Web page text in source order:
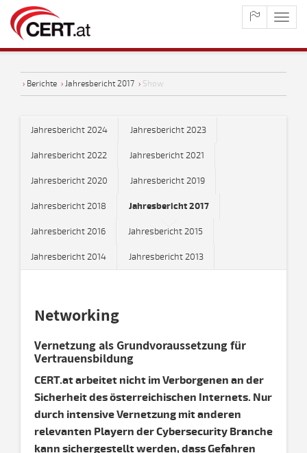
› Berichte › Jahresbericht 2017 › Show
Jahresbericht 2024 Jahresbericht 2023
Jahresbericht 2022 Jahresbericht 2021
Jahresbericht 2020 Jahresbericht 2019
Jahresbericht 2018 Jahresbericht 2017
Jahresbericht 2016 Jahresbericht 2015
Jahresbericht 2014 Jahresbericht 2013
Networking
Vernetzung als Grundvoraussetzung für
Vertrauensbildung
CERT.at arbeitet nicht im Verborgenen an der
Sicherheit des österreichischen Internets. Nur
durch intensive Vernetzung mit anderen
relevanten Playern der Cybersecurity Branche
kann sichergestellt werden, dass Gefahren